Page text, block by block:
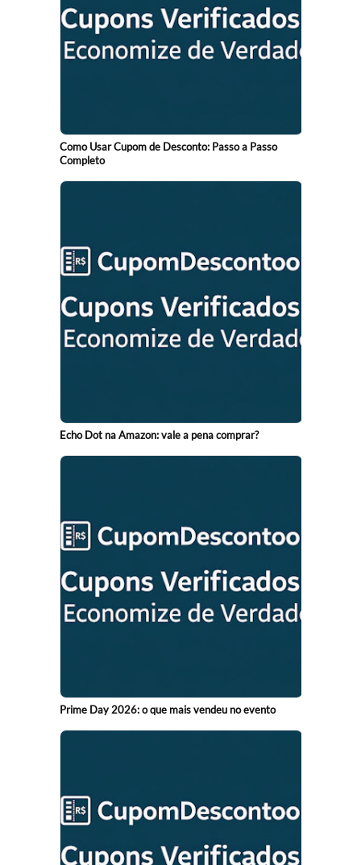
Como Usar Cupom de Desconto: Passo a Passo
Completo
Echo Dot na Amazon: vale a pena comprar?
Prime Day 2026: o que mais vendeu no evento